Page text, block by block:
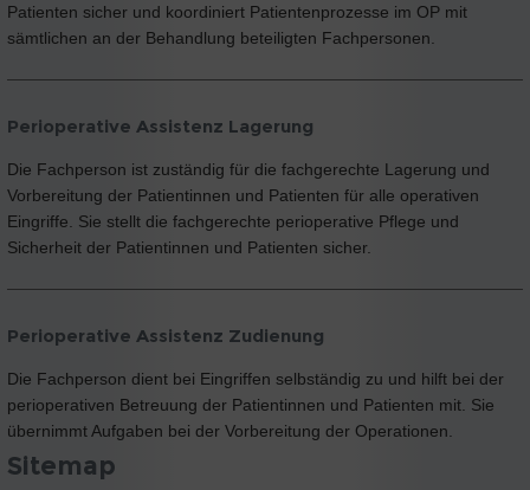
Patienten sicher und koordiniert Patientenprozesse im OP mit
sämtlichen an der Behandlung beteiligten Fachpersonen.
Perioperative Assistenz Lagerung
Die Fachperson ist zuständig für die fachgerechte Lagerung und
Vorbereitung der Patientinnen und Patienten für alle operativen
Eingriffe. Sie stellt die fachgerechte perioperative Pflege und
Sicherheit der Patientinnen und Patienten sicher.
Perioperative Assistenz Zudienung
Die Fachperson dient bei Eingriffen selbständig zu und hilft bei der
perioperativen Betreuung der Patientinnen und Patienten mit. Sie
übernimmt Aufgaben bei der Vorbereitung der Operationen.
Sitemap